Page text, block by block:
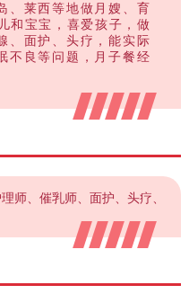
、莱西等地做月嫂、育
和宝宝，喜爱孩子，做
、面护、头疗，能实际
不良等问题，月子餐经
师、催乳师、面护、头疗、